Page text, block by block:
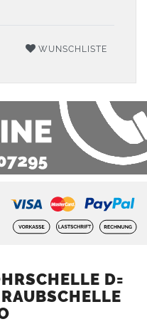
WUNSCHLISTE
D=